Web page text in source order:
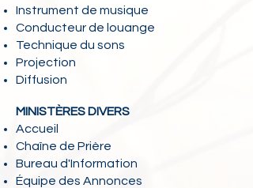
Instrument de musique
Conducteur de louange
Technique du sons
Projection
Diffusion
MINISTÈRES DIVERS
Accueil
Chaîne de Prière
Bureau d'Information
Équipe des Annonces